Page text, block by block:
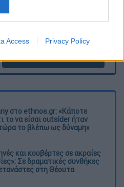
Access Privacy Policy
στο ethnos.gr: «Κάποτε
το να είσαι outsider ήταν
το βλέπω ως δύναμη»
και κουβέρτες σε ακραίες
Σε δραματικές συνθήκες
στη Θέουτα